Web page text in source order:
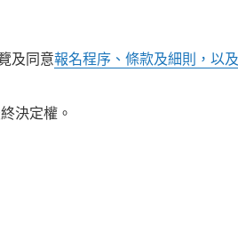
及同意報名程序、條款及細則，以
決定權。